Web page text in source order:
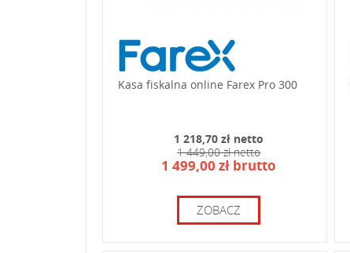
Kasa fiskalna online Farex Pro 300
1 218,70 zł netto
1 449,00 zł netto
1 499,00 zł brutto
ZOBACZ